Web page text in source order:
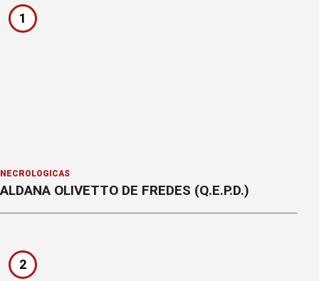
1
NECROLÓGICAS
ALDANA OLIVETTO DE FREDES (Q.E.P.D.)
2